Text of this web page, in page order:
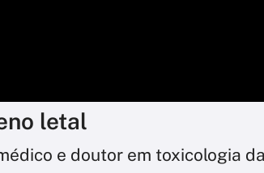
letal
e doutor em toxicologia